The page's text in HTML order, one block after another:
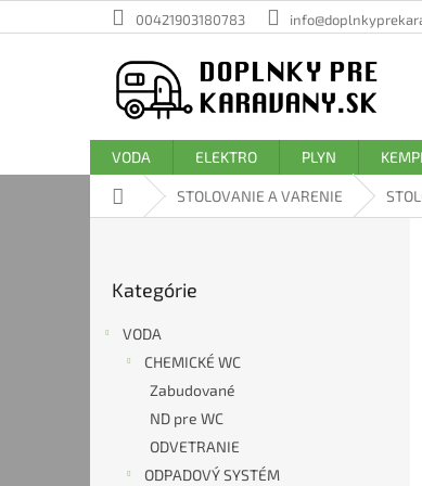
na
00421903180783
VODA ELEKTRO PLYN
DomovSTOLOVANIE A VARENIE
kategórie
Kategórie
VODA
CHEMICKÉ WC
Zabudované
ND pre WC
ODVETRANIE
ODPADOVÝ SYSTÉM